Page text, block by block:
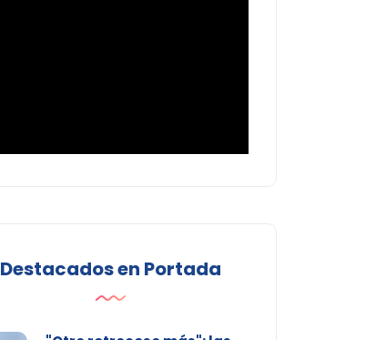
Destacados en Portada